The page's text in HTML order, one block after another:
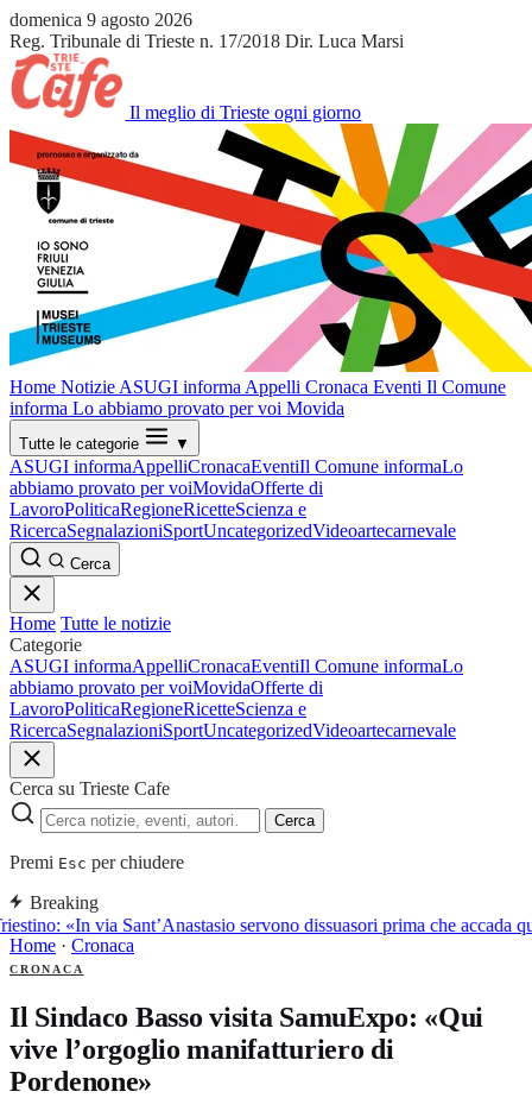
domenica 9 agosto 2026
Reg. Tribunale di Trieste n. 17/2018 Dir. Luca Marsi
Il meglio di Trieste ogni giorno
Home Notizie ASUGI informa Appelli Cronaca Eventi Il Comune
informa Lo abbiamo provato per voi Movida
Tutte le categorie ▼
ASUGI informaAppelliCronacaEventiIl Comune informaLo
abbiamo provato per voiMovidaOfferte di
LavoroPoliticaRegioneRicetteScienza e
RicercaSegnalazioniSportUncategorizedVideoartecarnevale
Cerca
Home Tutte le notizie
Categorie
ASUGI informaAppelliCronacaEventiIl Comune informaLo
abbiamo provato per voiMovidaOfferte di
LavoroPoliticaRegioneRicetteScienza e
RicercaSegnalazioniSportUncategorizedVideoartecarnevale
Cerca su Trieste Cafe
Cerca
Premi Esc per chiudere
Breaking
«In via Sant’Anastasio servono dissuasori prima che accada
Home · Cronaca
CRONACA
Il Sindaco Basso visita SamuExpo: «Qui
vive l’orgoglio manifatturiero di
Pordenone»